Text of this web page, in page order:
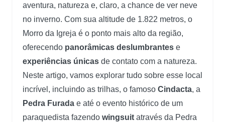
aventura, natureza e, claro, a chance de ver neve
no inverno. Com sua altitude de 1.822 metros, o
Morro da Igreja é o ponto mais alto da região,
oferecendo panorâmicas deslumbrantes e
experiências únicas de contato com a natureza.
Neste artigo, vamos explorar tudo sobre esse local
incrível, incluindo as trilhas, o famoso Cindacta, a
Pedra Furada e até o evento histórico de um
paraquedista fazendo wingsuit através da Pedra